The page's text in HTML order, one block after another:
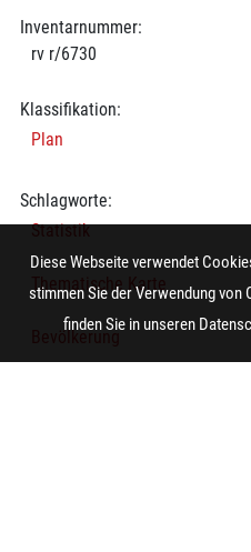
Inventarnummer:
rv r/6730
Klassifikation:
Plan
Schlagworte:
Statistik
Thematische Karte
Bevölkerung
Diese Webseite verwendet
stimmen Sie der Verwendung
finden Sie in unseren